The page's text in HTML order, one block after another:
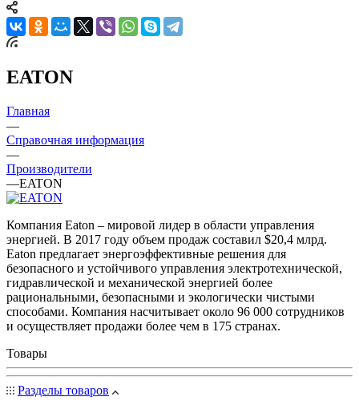
EATON
Главная
—
Справочная информация
—
Производители
—EATON
Компания Eaton – мировой лидер в области управления
энергией. В 2017 году объем продаж составил $20,4 млрд.
Eaton предлагает энергоэффективные решения для
безопасного и устойчивого управления электротехнической,
гидравлической и механической энергией более
рациональными, безопасными и экологически чистыми
способами. Компания насчитывает около 96 000 сотрудников
и осуществляет продажи более чем в 175 странах.
Товары
Разделы товаров